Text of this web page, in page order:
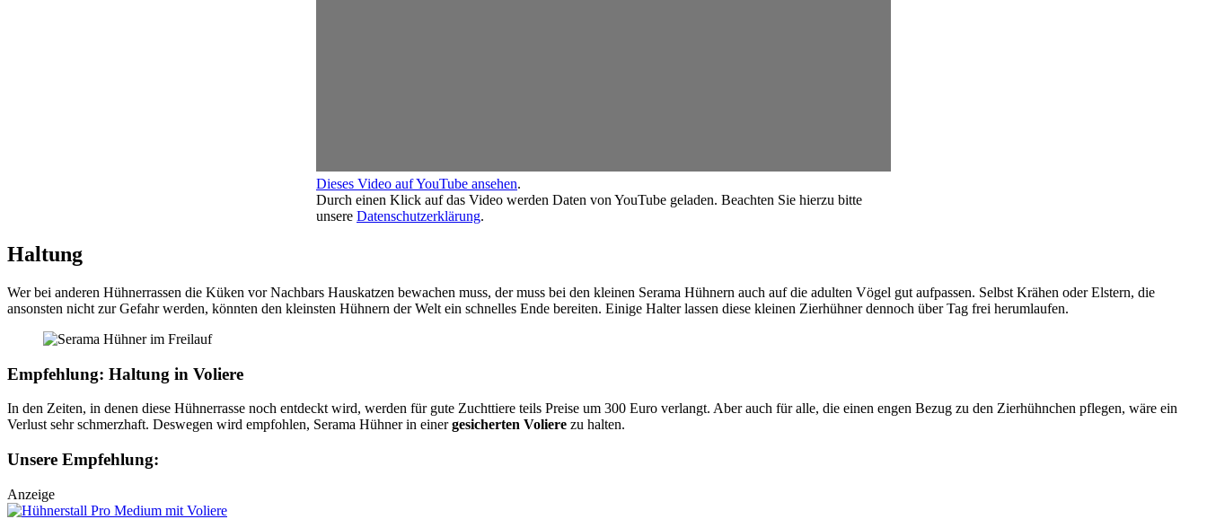
Dieses Video auf YouTube ansehen.
Durch einen Klick auf das Video werden Daten von YouTube geladen. Beachten Sie hierzu bitte
unsere Datenschutzerklärung.
Haltung
Wer bei anderen Hühnerrassen die Küken vor Nachbars Hauskatzen bewachen muss, der muss bei den kleinen Serama Hühnern auch auf die adulten Vögel gut aufpassen. Selbst Krähen oder Elstern, die
ansonsten nicht zur Gefahr werden, könnten den kleinsten Hühnern der Welt ein schnelles Ende bereiten. Einige Halter lassen diese kleinen Zierhühner dennoch über Tag frei herumlaufen.
Empfehlung: Haltung in Voliere
In den Zeiten, in denen diese Hühnerrasse noch entdeckt wird, werden für gute Zuchttiere teils Preise um 300 Euro verlangt. Aber auch für alle, die einen engen Bezug zu den Zierhühnchen pflegen, wäre ein
Verlust sehr schmerzhaft. Deswegen wird empfohlen, Serama Hühner in einergesicherten Voliere zu halten.
Unsere Empfehlung:
Anzeige